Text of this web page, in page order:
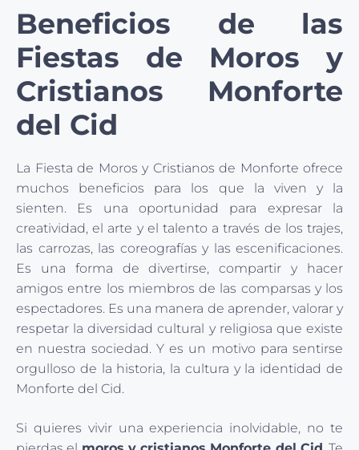
Beneficios de las
Fiestas de Moros y
Cristianos Monforte
del Cid
La Fiesta de Moros y Cristianos de Monforte ofrece
muchos beneficios para los que la viven y la
sienten. Es una oportunidad para expresar la
creatividad, el arte y el talento a través de los trajes,
las carrozas, las coreografías y las escenificaciones.
Es una forma de divertirse, compartir y hacer
amigos entre los miembros de las comparsas y los
espectadores. Es una manera de aprender, valorar y
respetar la diversidad cultural y religiosa que existe
en nuestra sociedad. Y es un motivo para sentirse
orgulloso de la historia, la cultura y la identidad de
Monforte del Cid.
Si quieres vivir una experiencia inolvidable, no te